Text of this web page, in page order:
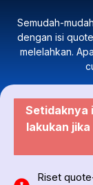
Semudah-
dengan isi
melelahkan.
Setidaknya
lakukan
Riset